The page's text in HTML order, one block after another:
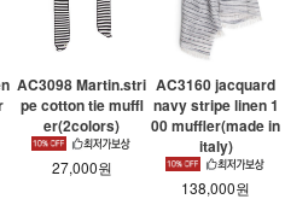
AC3098 Martin.stri
pe cotton tie muffl
er(2colors)
27,000원
AC3160 jacquard
navy stripe linen 1
00 muffler(made in
italy)
138,000원